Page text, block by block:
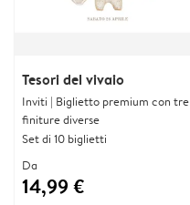
Tesori del vivaio
Inviti | Biglietto premium con tre
finiture diverse
Set di 10 biglietti
Da
14,99 €